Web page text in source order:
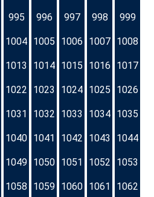
995 996 997 998 999
1004 1005 1006 1007 1008
1013 1014 1015 1016 1017
1022 1023 1024 1025 1026
1031 1032 1033 1034 1035
1040 1041 1042 1043 1044
1049 1050 1051 1052 1053
1058 1059 1060 1061 1062